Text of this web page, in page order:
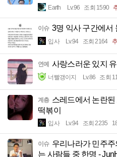
Earth Lv.96 조회 1590
이슈 3명 익사 구간에서
입사 Lv.94 조회 2164
연예 사랑스러운 있지
너빨갱이지 Lv.86 조회
계층 스레드에서 논란
떡볶이
입사 Lv.94 조회 2235
이슈 우리나라가 민주
는 사람들 중 한명 -